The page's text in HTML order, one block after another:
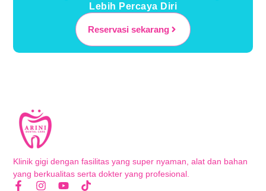
Lebih Percaya Diri
Reservasi sekarang
Klinik gigi dengan fasilitas yang super nyaman, alat dan bahan
yang berkualitas serta dokter yang profesional.